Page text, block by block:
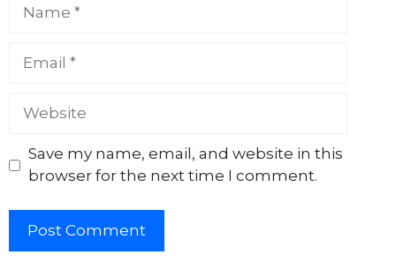
Website
Save my name, email, and website in this
browser for the next time I comment.